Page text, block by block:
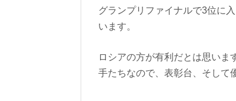
グランプリファイナルで3位に
います。
ロシアの方が有利だとは思いま
手たちなので、表彰台、そして